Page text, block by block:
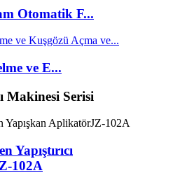
Otomatik F...
ve E...
Makinesi Serisi
Yapıştırıcı
102A